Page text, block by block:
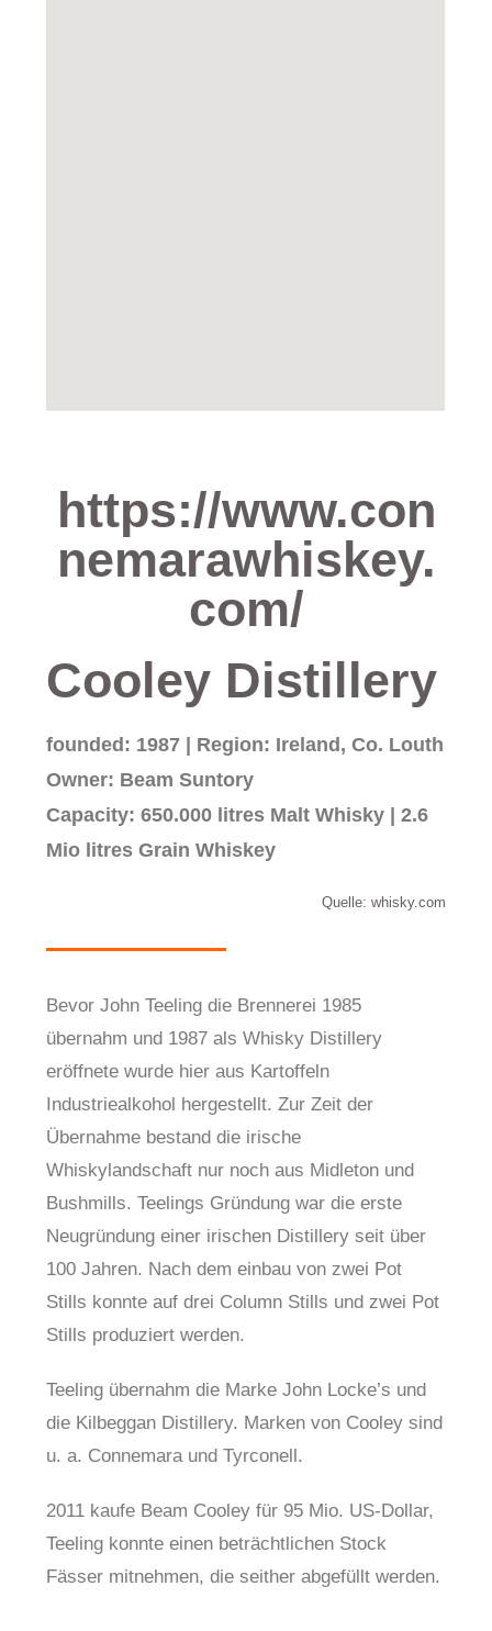
https://www.con
nemarawhiskey.
com/
Cooley Distillery
founded: 1987 | Region: Ireland, Co. Louth
Owner: Beam Suntory
Capacity: 650.000 litres Malt Whisky |2.6
Mio litres Grain Whiskey
Quelle: whisky.com
Bevor John Teeling die Brennerei 1985
übernahm und 1987 als Whisky Distillery
eröffnete wurde hier aus Kartoffeln
Industriealkohol hergestellt. Zur Zeit der
Übernahme bestand die irische
Whiskylandschaft nur noch aus Midleton und
Bushmills. Teelings Gründung war die erste
Neugründung einer irischen Distillery seit über
100 Jahren. Nach dem einbau von zwei Pot
Stills konnte auf drei Column Stills und zwei Pot
Stills produziert werden.
Teeling übernahm die Marke John Locke’s und
die Kilbeggan Distillery. Marken von Cooley sind
u. a. Connemara und Tyrconell.
2011 kaufe Beam Cooley für 95 Mio. US-Dollar,
Teeling konnte einen beträchtlichen Stock
Fässer mitnehmen, die seither abgefüllt werden.